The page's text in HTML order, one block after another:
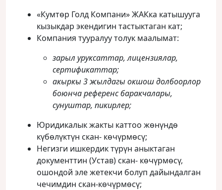
«Кумтөр Голд Компани» ЖАКка катышууга
кызыкдар экендигин тастыктаган кат;
Компания тууралуу толук маалымат:
зарыл уруксаттар, лицензиялар,
сертификаттар;
акыркы 3 жылдагы окшош долбоорлор
боюнча референс баракчалары,
сунуштар, пикирлер;
Юридикалык жакты каттоо жөнүндө
күбөлүктүн скан- көчүрмөсү;
Негизги ишкердик түрүн аныктаган
документтин (Устав) скан- көчүрмөсү,
ошондой эле жетекчи болуп дайындалган
чечимдин скан-көчүрмөсү;